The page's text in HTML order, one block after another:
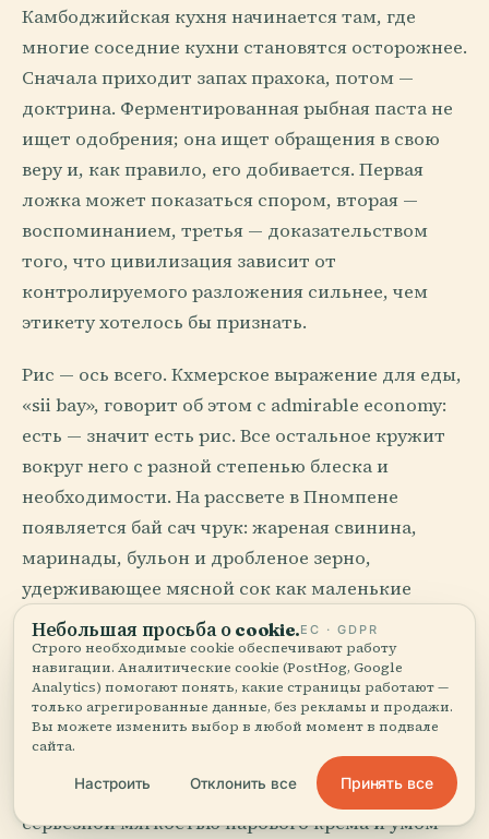
Камбоджийская кухня начинается там, где
многие соседние кухни становятся осторожнее.
Сначала приходит запах прахока, потом —
доктрина. Ферментированная рыбная паста не
ищет одобрения; она ищет обращения в свою
веру и, как правило, его добивается. Первая
ложка может показаться спором, вторая —
воспоминанием, третья — доказательством
того, что цивилизация зависит от
контролируемого разложения сильнее, чем
этикету хотелось бы признать.
Рис — ось всего. Кхмерское выражение для еды,
«sii bay», говорит об этом с admirable economy:
есть — значит есть рис. Все остальное кружит
вокруг него с разной степенью блеска и
необходимости. На рассвете в Пномпене
появляется бай сач чрук: жареная свинина,
маринады, бульон и дробленое зерно,
удерживающее мясной сок как маленькие
керамические чаши. К середине утра ном бань
чок уже исчезает с тротуаров, потому что
завтрак здесь работает по банковскому графику
и без сантиментов.
Амок трей, когда его готовят для
камбоджийцев, а не для камер, обладает
серьезной мягкостью парового крема и умом
Небольшая просьба о cookie.ЕС · GDPR
Строго необходимые cookie обеспечивают работу
навигации. Аналитические cookie (PostHog, Google
Analytics) помогают понять, какие страницы работают —
только агрегированные данные, без рекламы и продажи.
Вы можете изменить выбор в любой момент в подвале
сайта.
Настроить Отклонить все Принять все